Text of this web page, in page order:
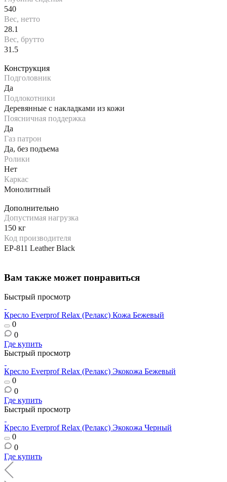
540
Вес, нетто
28.1
Вес, брутто
31.5
Конструкция
Подголовник
Да
Подлокотники
Деревянные с накладками из кожи
Поясничная поддержка
Да
Газ патрон
Да, без подъема
Ролики
Нет
Каркас
Монолитный
Дополнительно
Допустимая нагрузка
150 кг
Код производителя
EP-811 Leather Black
Вам также может понравиться
Быстрый просмотр
Кресло Everprof Relax (Релакс) Кожа Бежевый
0
0
Где купить
Быстрый просмотр
Кресло Everprof Relax (Релакс) Экокожа Бежевый
0
0
Где купить
Быстрый просмотр
Кресло Everprof Relax (Релакс) Экокожа Черный
0
0
Где купить